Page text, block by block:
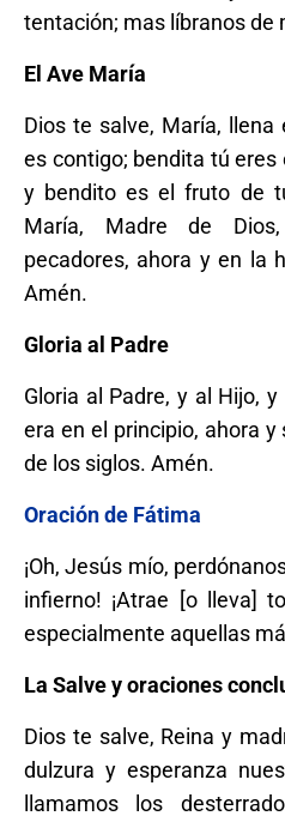
tentación; mas líbranos de
El Ave María
Dios te salve, María, llena
es contigo; bendita tú
y bendito es el fruto de
María, Madre de
pecadores, ahora y en la
Amén.
Gloria al Padre
Gloria al Padre, y al Hijo,
era en el principio, ahora
de los siglos. Amén.
Oración de Fátima
¡Oh, Jesús mío,
infierno! ¡Atrae [o lleva]
especialmente aquellas
La Salve y oraciones
Dios te salve, Reina y
dulzura y esperanza
llamamos los